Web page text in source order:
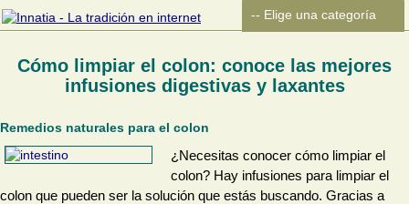
Cómo limpiar el colon: conoce las mejores
infusiones digestivas y laxantes
Remedios naturales para el colon
¿Necesitas conocer cómo limpiar el
colon? Hay infusiones para limpiar el
colon que pueden ser la solución que estás buscando. Gracias a